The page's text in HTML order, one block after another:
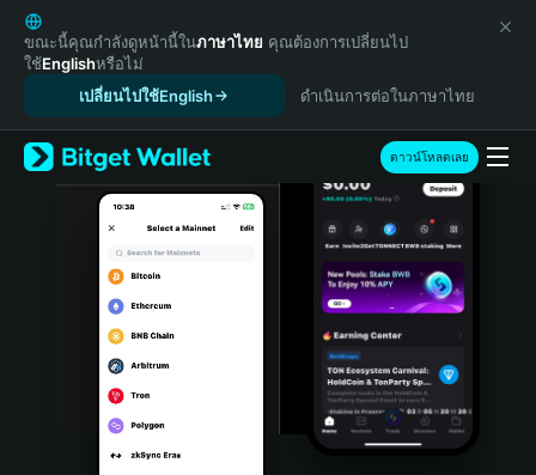
English
日本語
Tiếng Việt
Español (Latinoamérica)
Türkçe
Italiano
Português (Portugal)
Bahasa Indonesia
ขณะนี้คุณกำลังดูหน้านี้ในภาษาไทย คุณต้องการเปลี่ยนไป
ใช้Englishหรือไม่
เปลี่ยนไปใช้English
ดำเนินการต่อในภาษาไทย
ดาวน์โหลดเลย